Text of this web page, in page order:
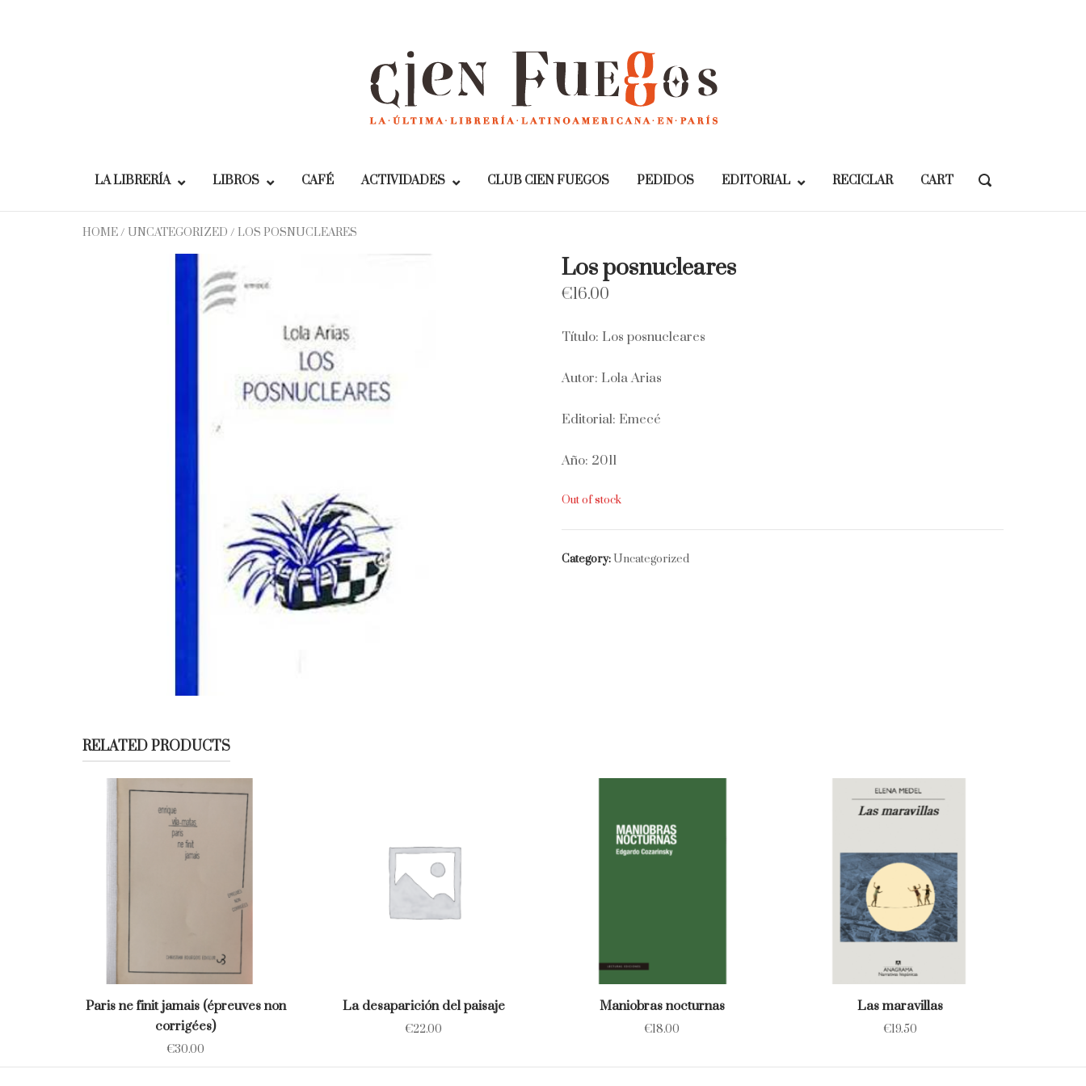
LA LIBRERÍA LIBROS CAFÉ ACTIVIDADES CLUB CIEN FUEGOS PEDIDOS EDITORIAL RECICLAR CART
OPEN
BAR
HOME/ UNCATEGORIZED / LOS POSNUCLEARES
Los posnucleares
€16.00
Título: Los posnucleares
Autor: Lola Arias
Editorial: Emecé
Año: 2011
Out of stock
Category:Uncategorized
RELATED PRODUCTS
Paris ne finit jamais (épreuves non
corrigées)
€30.00
La desaparición del paisaje
€22.00
Maniobras nocturnas
€18.00
Las maravillas
€19.50